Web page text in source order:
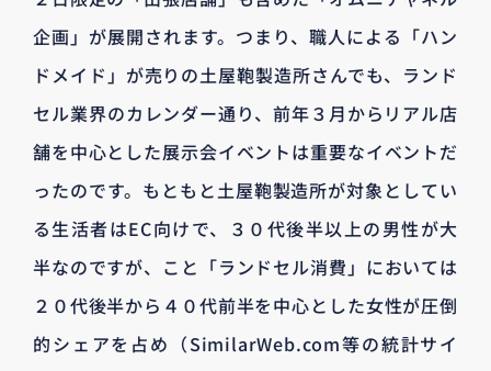
企画」が展開されます。つまり、職人による「ハン
ドメイド」が売りの土屋鞄製造所さんでも、ランド
セル業界のカレンダー通り、前年３月からリアル店
舗を中心とした展示会イベントは重要なイベントだ
ったのです。もともと土屋鞄製造所が対象としてい
る生活者はEC向けで、３０代後半以上の男性が大
半なのですが、こと「ランドセル消費」においては
２０代後半から４０代前半を中心とした女性が圧倒
的シェアを占め（SimilarWeb.com等の統計サイ